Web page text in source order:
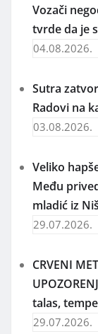
Vozači
tvrde da je
04.08.2026.
Sutra
Radovi na
03.08.2026.
Veliko
Među
mladić iz
29.07.2026.
CRVENI
talas,
29.07.2026.